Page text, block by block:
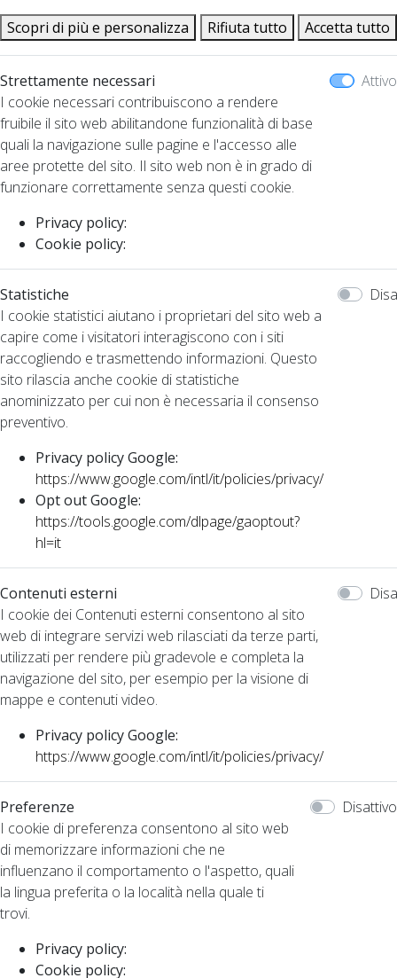
Scopri di più e personalizza
Rifiuta tutto Accetta tutto
Strettamente necessari
I cookie necessari contribuiscono a rendere
fruibile il sito web abilitandone funzionalità di base
quali la navigazione sulle pagine e l'accesso alle
aree protette del sito. Il sito web non è in grado di
funzionare correttamente senza questi cookie.
Privacy policy:
Cookie policy:
Attivo
Statistiche
I cookie statistici aiutano i proprietari del sito web a
capire come i visitatori interagiscono con i siti
raccogliendo e trasmettendo informazioni. Questo
sito rilascia anche cookie di statistiche
anominizzato per cui non è necessaria il consenso
preventivo.
Privacy policy Google:
https://www.google.com/intl/it/policies/privacy/
Opt out Google:
https://tools.google.com/dlpage/gaoptout?
hl=it
Contenuti esterni
I cookie dei Contenuti esterni consentono al sito
web di integrare servizi web rilasciati da terze parti,
utilizzati per rendere più gradevole e completa la
navigazione del sito, per esempio per la visione di
mappe e contenuti video.
Privacy policy Google:
https://www.google.com/intl/it/policies/privacy/
Preferenze
I cookie di preferenza consentono al sito web
di memorizzare informazioni che ne
influenzano il comportamento o l'aspetto, quali
la lingua preferita o la località nella quale ti
trovi.
Privacy policy:
Cookie policy:
Disattivo